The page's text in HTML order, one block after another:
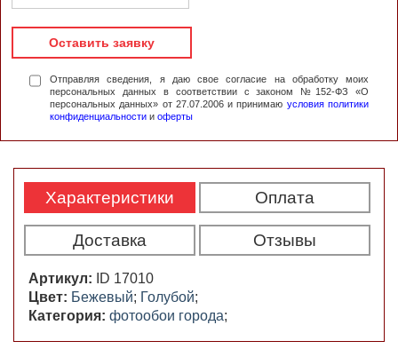
Оставить заявку
Отправляя сведения, я даю свое согласие на обработку моих
персональных данных в соответствии с законом №152-ФЗ «О
персональных данных» от 27.07.2006 и принимаю условия политики
конфиденциальности и оферты
Характеристики Оплата
Доставка Отзывы
Артикул:
ID 17010
Цвет: Бежевый; Голубой;
Категория: фотообои города;